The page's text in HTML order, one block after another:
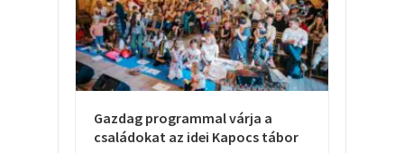
Gazdag programmal várja a
családokat az idei Kapocs tábor